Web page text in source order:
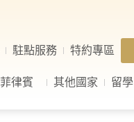
駐點服務 特約專區
菲律賓 其他國家 留學